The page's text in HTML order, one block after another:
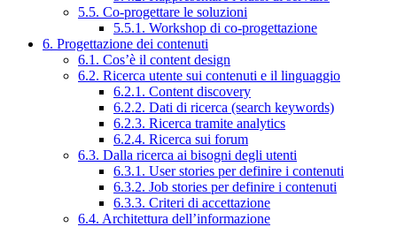
5.5. Co-progettare le soluzioni
5.5.1. Workshop di co-progettazione
6. Progettazione dei contenuti
6.1. Cos’è il content design
6.2. Ricerca utente sui contenuti e il linguaggio
6.2.1. Content discovery
6.2.2. Dati di ricerca (search keywords)
6.2.3. Ricerca tramite analytics
6.2.4. Ricerca sui forum
6.3. Dalla ricerca ai bisogni degli utenti
6.3.1. User stories per definire i contenuti
6.3.2. Job stories per definire i contenuti
6.3.3. Criteri di accettazione
6.4. Architettura dell’informazione